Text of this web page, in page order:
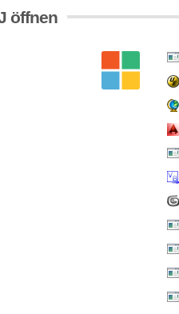
öffnen